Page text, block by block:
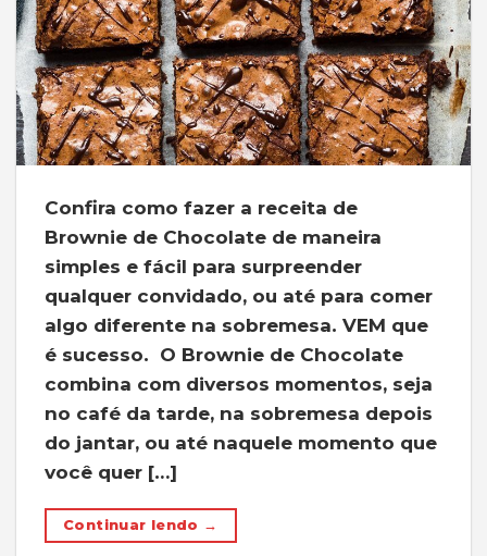
Confira como fazer a receita de
Brownie de Chocolate de maneira
simples e fácil para surpreender
qualquer convidado, ou até para comer
algo diferente na sobremesa. VEM que
é sucesso. O Brownie de Chocolate
combina com diversos momentos, seja
no café da tarde, na sobremesa depois
do jantar, ou até naquele momento que
você quer […]
Continuar lendo →